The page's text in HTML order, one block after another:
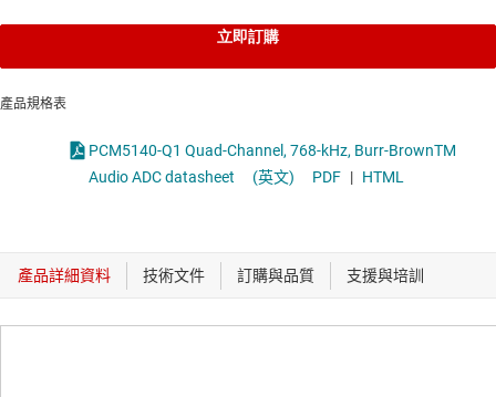
立即訂購
產品規格表
PCM5140-Q1 Quad-Channel, 768-kHz, Burr-BrownTM
Audio ADC datasheet
(英文) PDF | HTML